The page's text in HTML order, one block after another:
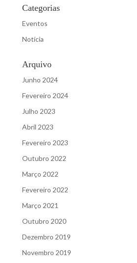
Categorias
Eventos
Notícia
Arquivo
Junho 2024
Fevereiro 2024
Julho 2023
Abril 2023
Fevereiro 2023
Outubro 2022
Março 2022
Fevereiro 2022
Março 2021
Outubro 2020
Dezembro 2019
Novembro 2019